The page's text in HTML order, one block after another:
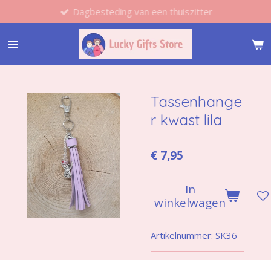
direct
naar
hoofdinhoud
Dagbesteding van een thuiszitter
Tassenhange
r kwast lila
€ 7,95
In
winkelwagen
Artikelnummer: SK36